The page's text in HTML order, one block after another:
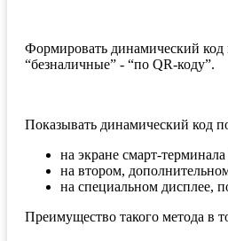
Формировать динамический код
“безналичные” - “по QR-коду”.
Показывать динамический код
на экране смарт-
на втором,
на специальном дисплее,
Преимущество такого метода в